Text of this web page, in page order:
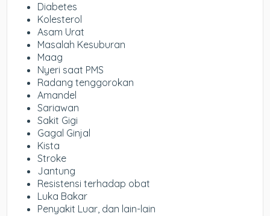
Diabetes
Kolesterol
Asam Urat
Masalah Kesuburan
Maag
Nyeri saat PMS
Radang tenggorokan
Amandel
Sariawan
Sakit Gigi
Gagal Ginjal
Kista
Stroke
Jantung
Resistensi terhadap obat
Luka Bakar
Penyakit Luar, dan lain-lain